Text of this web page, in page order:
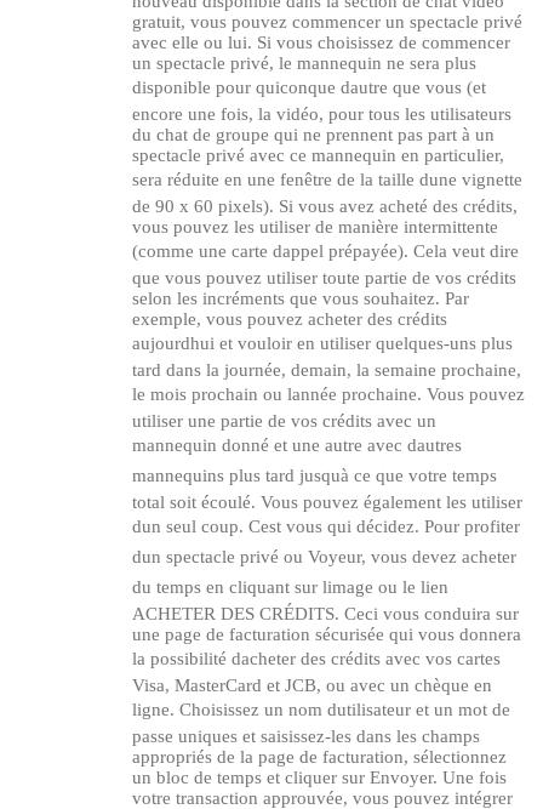
gratuit, vous pouvez commencer un spectacle privé
avec elle ou lui. Si vous choisissez de commencer
un spectacle privé, le mannequin ne sera plus
disponible pour quiconque dautre que vous (et
encore une fois, la vidéo, pour tous les utilisateurs
du chat de groupe qui ne prennent pas part à un
spectacle privé avec ce mannequin en particulier,
sera réduite en une fenêtre de la taille dune vignette
de 90 x 60 pixels). Si vous avez acheté des crédits,
vous pouvez les utiliser de manière intermittente
(comme une carte dappel prépayée). Cela veut dire
que vous pouvez utiliser toute partie de vos crédits
selon les incréments que vous souhaitez. Par
exemple, vous pouvez acheter des crédits
aujourdhui et vouloir en utiliser quelques-uns plus
tard dans la journée, demain, la semaine prochaine,
le mois prochain ou lannée prochaine. Vous pouvez
utiliser une partie de vos crédits avec un
mannequin donné et une autre avec dautres
mannequins plus tard jusquà ce que votre temps
total soit écoulé. Vous pouvez également les utiliser
dun seul coup. Cest vous qui décidez. Pour profiter
dun spectacle privé ou Voyeur, vous devez acheter
du temps en cliquant sur limage ou le lien
ACHETER DES CRÉDITS. Ceci vous conduira sur
une page de facturation sécurisée qui vous donnera
la possibilité dacheter des crédits avec vos cartes
Visa, MasterCard et JCB, ou avec un chèque en
ligne. Choisissez un nom dutilisateur et un mot de
passe uniques et saisissez-les dans les champs
appropriés de la page de facturation, sélectionnez
un bloc de temps et cliquer sur Envoyer. Une fois
votre transaction approuvée, vous pouvez intégrer